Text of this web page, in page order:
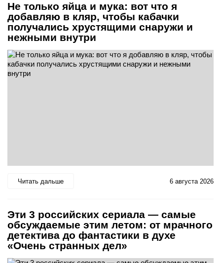
Не только яйца и мука: вот что я
добавляю в кляр, чтобы кабачки
получались хрустящими снаружи и
нежными внутри
Читать дальше 6 августа 2026
Эти 3 российских сериала — самые
обсуждаемые этим летом: от мрачного
детектива до фантастики в духе
«Очень странных дел»